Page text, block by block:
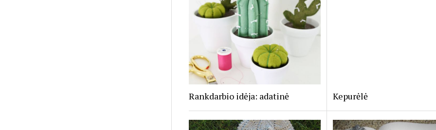
Rankdarbio idėja: adatinė Kepurėlė